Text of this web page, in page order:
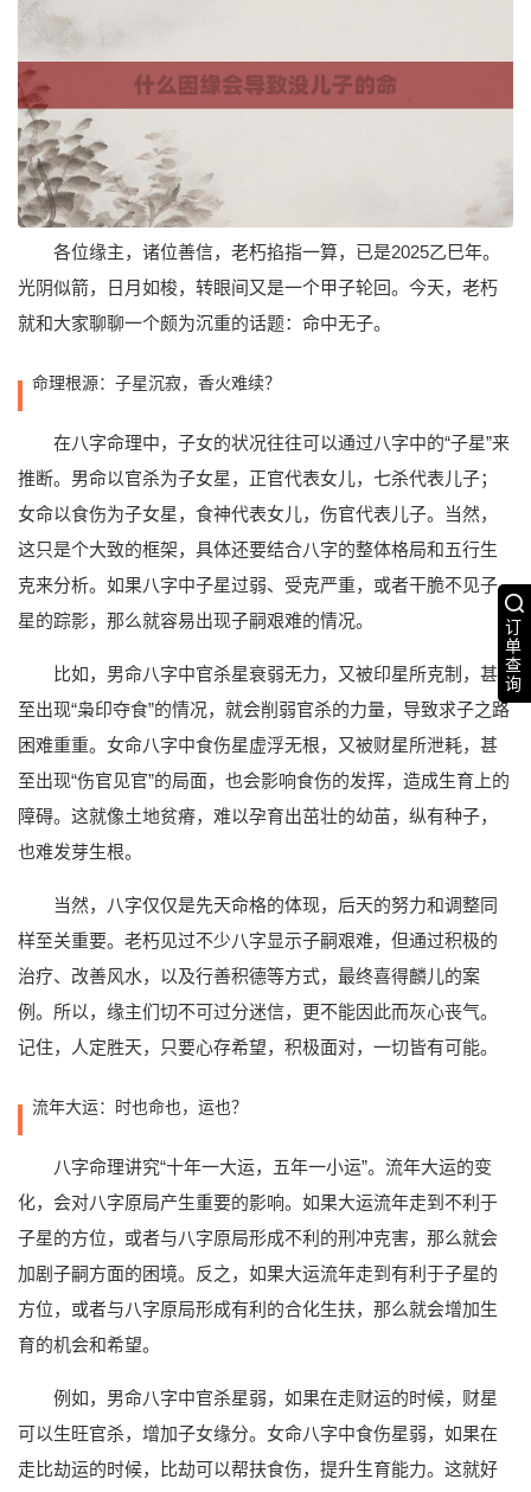
订
单
查
询
各位缘主，诸位善信，老朽掐指一算，已是2025乙巳年。
光阴似箭，日月如梭，转眼间又是一个甲子轮回。今天，老朽
就和大家聊聊一个颇为沉重的话题：命中无子。
命理根源：子星沉寂，香火难续？
在八字命理中，子女的状况往往可以通过八字中的“子星”来
推断。男命以官杀为子女星，正官代表女儿，七杀代表儿子；
女命以食伤为子女星，食神代表女儿，伤官代表儿子。当然，
这只是个大致的框架，具体还要结合八字的整体格局和五行生
克来分析。如果八字中子星过弱、受克严重，或者干脆不见子
星的踪影，那么就容易出现子嗣艰难的情况。
比如，男命八字中官杀星衰弱无力，又被印星所克制，甚
至出现“枭印夺食”的情况，就会削弱官杀的力量，导致求子之路
困难重重。女命八字中食伤星虚浮无根，又被财星所泄耗，甚
至出现“伤官见官”的局面，也会影响食伤的发挥，造成生育上的
障碍。这就像土地贫瘠，难以孕育出茁壮的幼苗，纵有种子，
也难发芽生根。
当然，八字仅仅是先天命格的体现，后天的努力和调整同
样至关重要。老朽见过不少八字显示子嗣艰难，但通过积极的
治疗、改善风水，以及行善积德等方式，最终喜得麟儿的案
例。所以，缘主们切不可过分迷信，更不能因此而灰心丧气。
记住，人定胜天，只要心存希望，积极面对，一切皆有可能。
流年大运：时也命也，运也？
八字命理讲究“十年一大运，五年一小运”。流年大运的变
化，会对八字原局产生重要的影响。如果大运流年走到不利于
子星的方位，或者与八字原局形成不利的刑冲克害，那么就会
加剧子嗣方面的困境。反之，如果大运流年走到有利于子星的
方位，或者与八字原局形成有利的合化生扶，那么就会增加生
育的机会和希望。
例如，男命八字中官杀星弱，如果在走财运的时候，财星
可以生旺官杀，增加子女缘分。女命八字中食伤星弱，如果在
走比劫运的时候，比劫可以帮扶食伤，提升生育能力。这就好